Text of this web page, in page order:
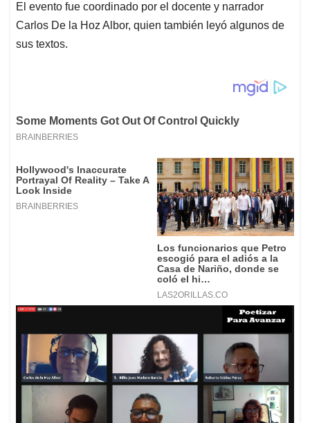
El evento fue coordinado por el docente y narrador
Carlos De la Hoz Albor, quien también leyó algunos de
sus textos.